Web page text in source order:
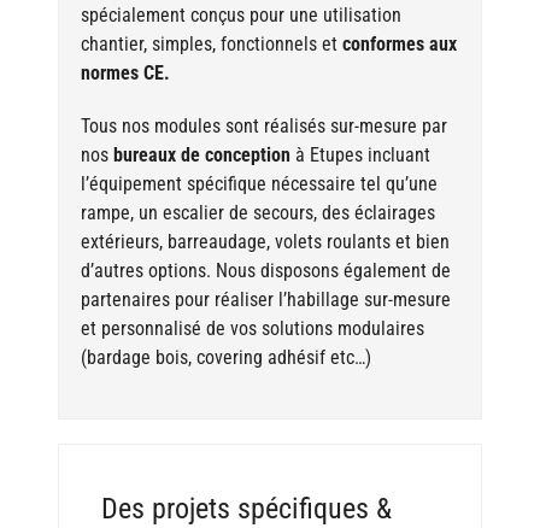
spécialement conçus pour une utilisation
chantier, simples, fonctionnels et conformes aux
normes CE.
Tous nos modules sont réalisés sur-mesure par
nosbureaux de conception à Etupes incluant
l’équipement spécifique nécessaire tel qu’une
rampe, un escalier de secours, des éclairages
extérieurs, barreaudage, volets roulants et bien
d’autres options. Nous disposons également de
partenaires pour réaliser l’habillage sur-mesure
et personnalisé de vos solutions modulaires
(bardage bois, covering adhésif etc…)
Des projets spécifiques &